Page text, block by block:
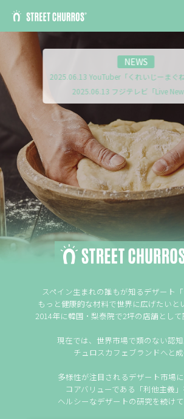
スペイン生まれの誰もが知るデザート「
もっと健康的な材料で世界に広げたいと
2014年に韓国・梨泰院で2坪の店舗として
現在では、世界市場で類のない認
チュロスカフェブランドへと成
多様性が注目されるデザート市場に
コアバリューである「利他主義」
ヘルシーなデザートの研究を続けて
NEWS
2025.07.11 フジテレビ「めざまし
2025.06.18 YouTuber「いけちゃ
2025.06.14 「FNNプライムオンラ
2025.06.13 YouTuber「くれいじーまぐ
2025.06.13 フジテレビ「Live
2024.12.21 日本第１号店（下北沢店